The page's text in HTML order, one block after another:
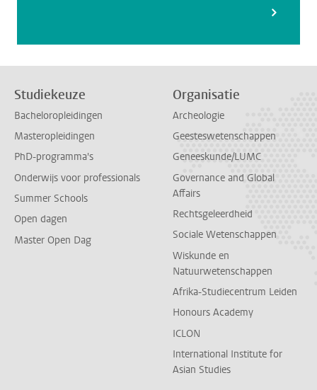
Studiekeuze
Bacheloropleidingen
Masteropleidingen
PhD-programma's
Onderwijs voor professionals
Summer Schools
Open dagen
Master Open Dag
Organisatie
Archeologie
Geesteswetenschappen
Geneeskunde/LUMC
Governance and Global
Affairs
Rechtsgeleerdheid
Sociale Wetenschappen
Wiskunde en
Natuurwetenschappen
Afrika-Studiecentrum Leiden
Honours Academy
ICLON
International Institute for
Asian Studies